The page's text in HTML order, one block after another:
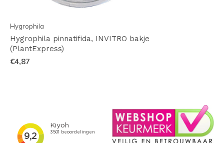
Hygrophila
Hygrophila pinnatifida, INVITRO bakje
(PlantExpress)
€4,87